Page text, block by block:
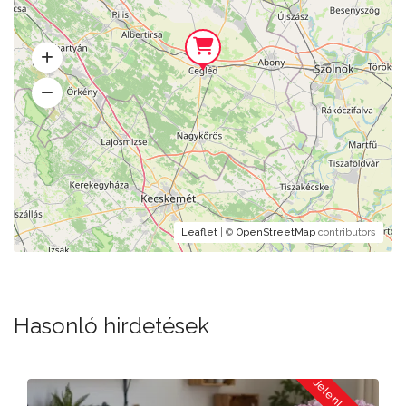
Leaflet | © OpenStreetMap contributors
Hasonló hirdetések